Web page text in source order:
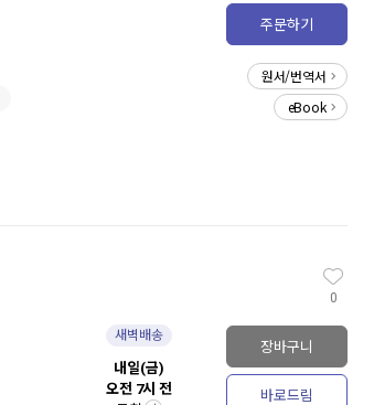
주문하기
원서/번역서
eBook
새벽배송
내일(금)
오전 7시 전
0
장바구니
바로드림